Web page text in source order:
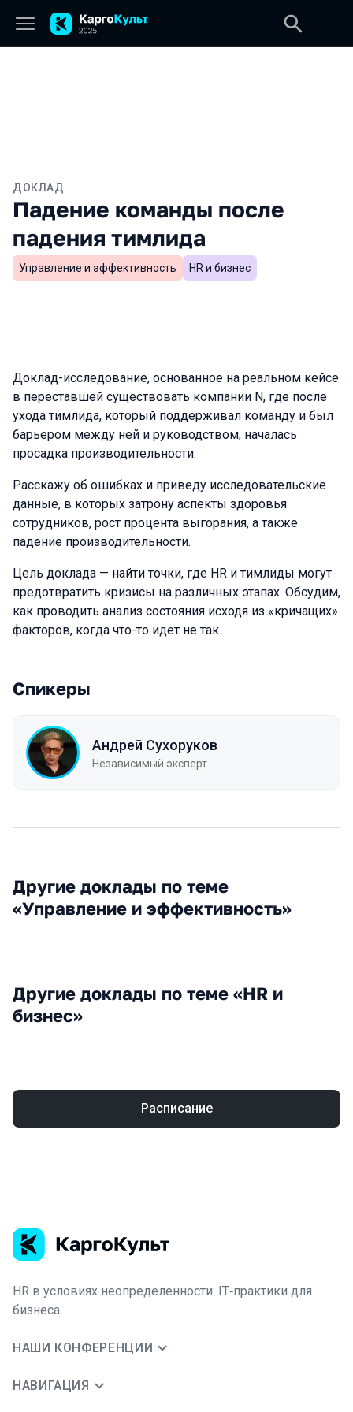
ДОКЛАД
Падение команды после
падения тимлида
Управление и эффективность HR и бизнес
Доклад-исследование, основанное на реальном кейсе
в переставшей существовать компании N, где после
ухода тимлида, который поддерживал команду и был
барьером между ней и руководством, началась
просадка производительности.
Расскажу об ошибках и приведу исследовательские
данные, в которых затрону аспекты здоровья
сотрудников, рост процента выгорания, а также
падение производительности.
Цель доклада — найти точки, где HR и тимлиды могут
предотвратить кризисы на различных этапах. Обсудим,
как проводить анализ состояния исходя из «кричащих»
факторов, когда что-то идет не так.
Спикеры
Андрей Сухоруков
Независимый эксперт
Другие доклады по теме
«Управление и эффективность»
Другие доклады по теме «HR и
бизнес»
Расписание
HR в условиях неопределенности: IT‑практики для
бизнеса
НАШИ КОНФЕРЕНЦИИ
НАВИГАЦИЯ